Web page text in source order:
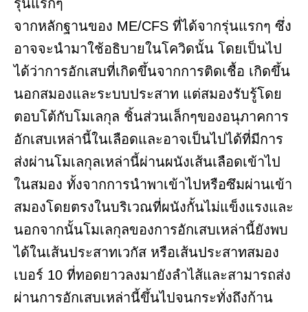
รุ่นแรกๆ
จากหลักฐานของ ME/CFS ที่ได้จากรุ่นแรกๆ ซึ่ง
อาจจะนำมาใช้อธิบายในโควิดนั้น โดยเป็นไป
ได้ว่าการอักเสบที่เกิดขึ้นจากการติดเชื้อ เกิดขึ้น
นอกสมองและระบบประสาท แต่สมองรับรู้โดย
ตอบโต้กับโมเลกุล ชิ้นส่วนเล็กๆของอนุภาคการ
อักเสบเหล่านี้ในเลือดและอาจเป็นไปได้ที่มีการ
ส่งผ่านโมเลกุลเหล่านี้ผ่านผนังเส้นเลือดเข้าไป
ในสมอง ทั้งจากการนำพาเข้าไปหรือซึมผ่านเข้า
สมองโดยตรงในบริเวณที่ผนังกั้นไม่แข็งแรงและ
นอกจากนั้นโมเลกุลของการอักเสบเหล่านี้ยังพบ
ได้ในเส้นประสาทเวกัส หรือเส้นประสาทสมอง
เบอร์ 10 ที่ทอดยาวลงมายังลำไส้และสามารถส่ง
ผ่านการอักเสบเหล่านี้ขึ้นไปจนกระทั่งถึงก้าน